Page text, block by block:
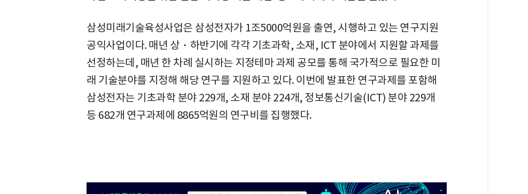
삼성미래기술육성사업은 삼성전자가 1조5000억원을 출연, 시행하고 있는 연구지원
공익사업이다. 매년 상・하반기에 각각 기초과학, 소재, ICT 분야에서 지원할 과제를
선정하는데, 매년 한 차례 실시하는 지정테마 과제 공모를 통해 국가적으로 필요한 미
래 기술분야를 지정해 해당 연구를 지원하고 있다. 이번에 발표한 연구과제를 포함해
삼성전자는 기초과학 분야 229개, 소재 분야 224개, 정보통신기술(ICT) 분야 229개
등 682개 연구과제에 8865억원의 연구비를 집행했다.